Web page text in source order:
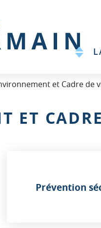
et Cadre de
ET
Prévention